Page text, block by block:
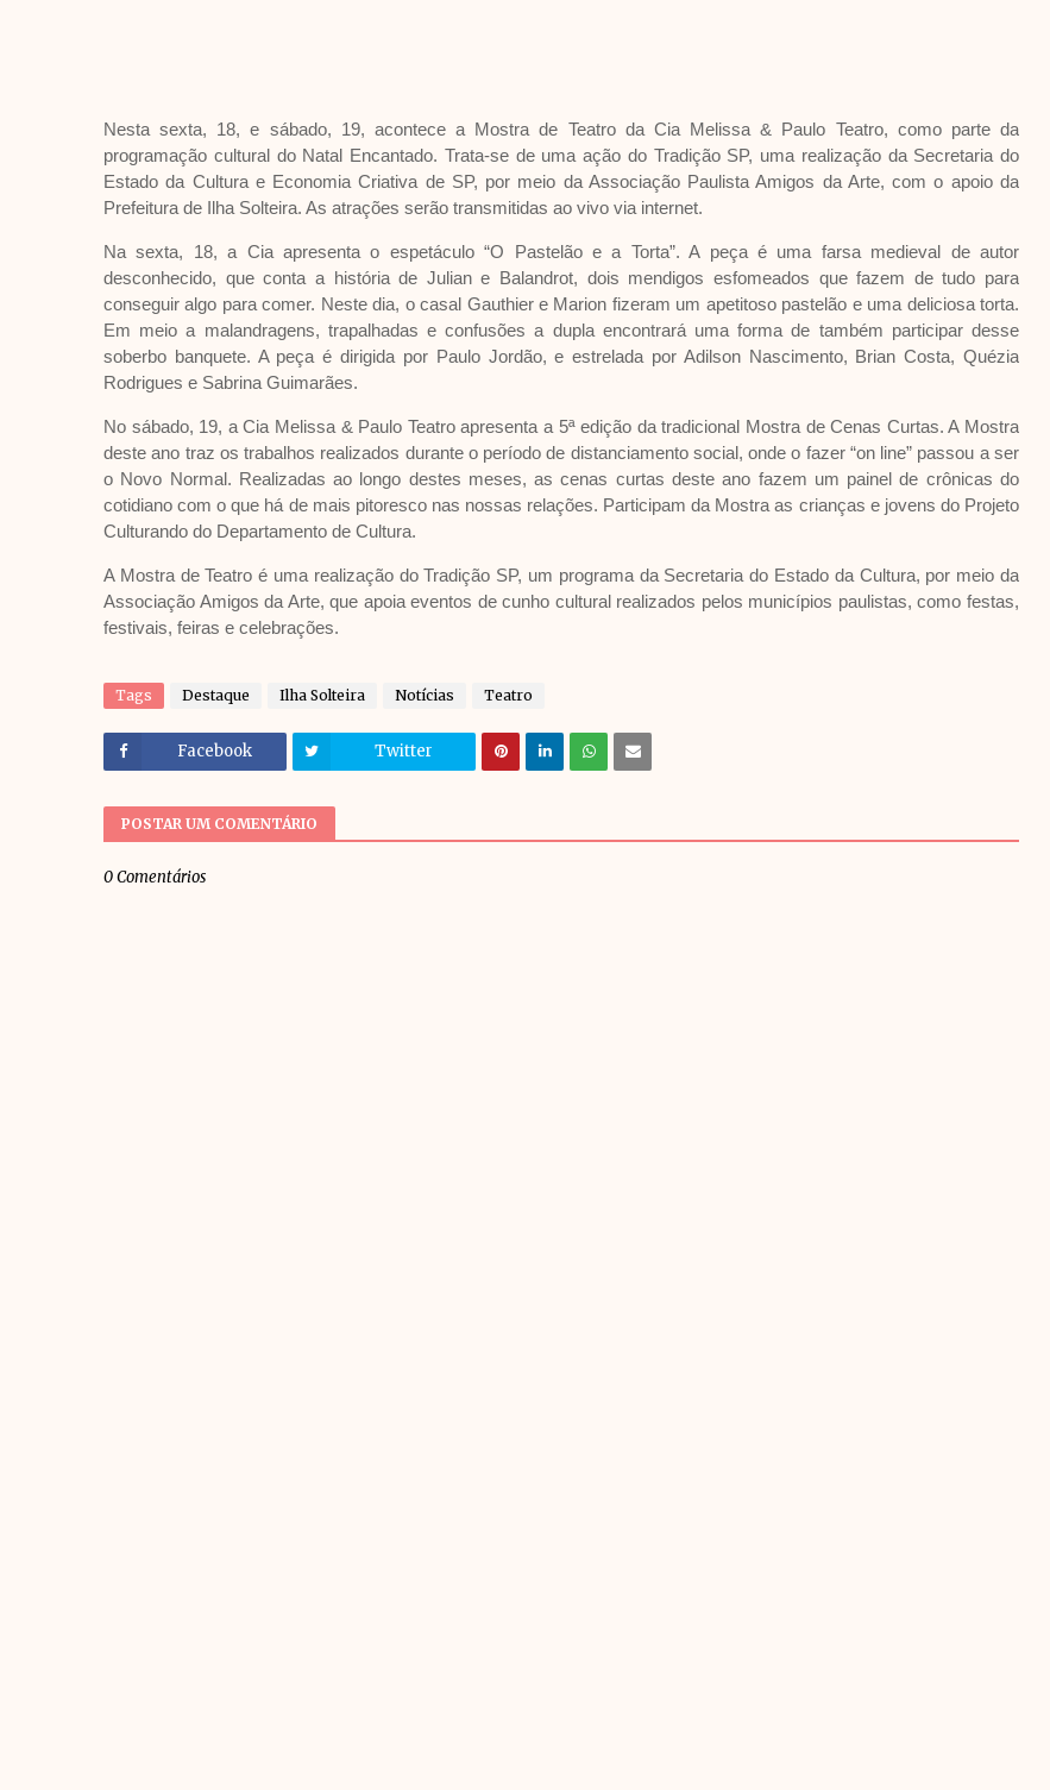
Nesta sexta, 18, e sábado, 19, acontece a Mostra de Teatro da Cia Melissa & Paulo Teatro, como parte da
programação cultural do Natal Encantado. Trata-se de uma ação do Tradição SP, uma realização da Secretaria do
Estado da Cultura e Economia Criativa de SP, por meio da Associação Paulista Amigos da Arte, com o apoio da
Prefeitura de Ilha Solteira. As atrações serão transmitidas ao vivo via internet.
Na sexta, 18, a Cia apresenta o espetáculo “O Pastelão e a Torta”. A peça é uma farsa medieval de autor
desconhecido, que conta a história de Julian e Balandrot, dois mendigos esfomeados que fazem de tudo para
conseguir algo para comer. Neste dia, o casal Gauthier e Marion fizeram um apetitoso pastelão e uma deliciosa torta.
Em meio a malandragens, trapalhadas e confusões a dupla encontrará uma forma de também participar desse
soberbo banquete. A peça é dirigida por Paulo Jordão, e estrelada por Adilson Nascimento, Brian Costa, Quézia
Rodrigues e Sabrina Guimarães.
No sábado, 19, a Cia Melissa & Paulo Teatro apresenta a 5ª edição da tradicional Mostra de Cenas Curtas. A Mostra
deste ano traz os trabalhos realizados durante o período de distanciamento social, onde o fazer “on line” passou a ser
o Novo Normal. Realizadas ao longo destes meses, as cenas curtas deste ano fazem um painel de crônicas do
cotidiano com o que há de mais pitoresco nas nossas relações. Participam da Mostra as crianças e jovens do Projeto
Culturando do Departamento de Cultura.
A Mostra de Teatro é uma realização do Tradição SP, um programa da Secretaria do Estado da Cultura, por meio da
Associação Amigos da Arte, que apoia eventos de cunho cultural realizados pelos municípios paulistas, como festas,
festivais, feiras e celebrações.
Tags Destaque Ilha Solteira Notícias Teatro
Facebook Twitter
POSTAR UM COMENTÁRIO
0 Comentários